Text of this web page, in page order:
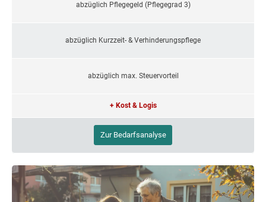
abzüglich Pflegegeld (Pflegegrad 3)
abzüglich Kurzzeit- & Verhinderungspflege
abzüglich max. Steuervorteil
+ Kost & Logis
Zur Bedarfsanalyse